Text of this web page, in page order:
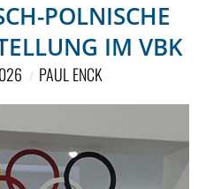
POLNISCHE
IM VBK
PAUL ENCK